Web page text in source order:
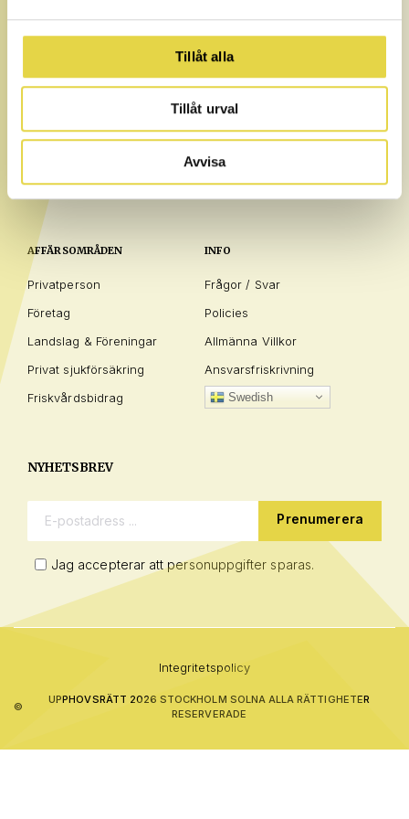
Tillåt alla
Tillåt urval
Avvisa
AFFÄRSOMRÅDEN
Privatperson
Företag
Landslag & Föreningar
Privat sjukförsäkring
Friskvårdsbidrag
INFO
Frågor / Svar
Policies
Allmänna Villkor
Ansvarsfriskrivning
Swedish
NYHETSBREV
E-postadress:
Jag accepterar att personuppgifter sparas.
Integritetspolicy
©
UPPHOVSRÄTT 2026 STOCKHOLM SOLNA ALLA RÄTTIGHETER
RESERVERADE